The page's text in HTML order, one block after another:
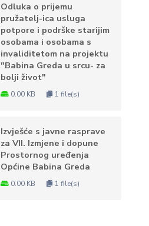
Odluka o prijemu
pružatelj-ica usluga
potpore i podrške starijim
osobama i osobama s
invaliditetom na projektu
"Babina Greda u srcu- za
bolji život"
0.00 KB 1 file(s)
Izvješće s javne rasprave
za VII. Izmjene i dopune
Prostornog uređenja
Općine Babina Greda
0.00 KB 1 file(s)